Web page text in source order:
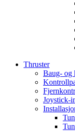
Thruster
Baug- og
Joystick-